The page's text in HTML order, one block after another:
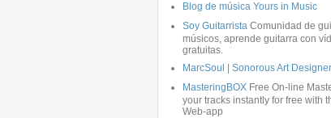
Blog de música Yours in Music
Soy Guitarrista Comunidad de
músicos, aprende guitarra con
gratuitas.
MarcSoul | Sonorous Art Designer
MasteringBOX Free On-line
your tracks instantly for free with
Web-app